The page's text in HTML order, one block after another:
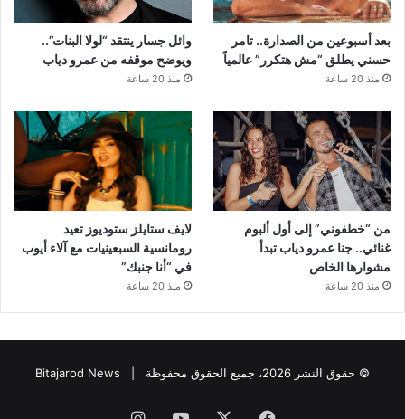
بعد أسبوعين من الصدارة.. تامر
حسني يطلق “مش هتكرر” عالمياً
منذ 20 ساعة
وائل جسار ينتقد “لولا البنات”..
ويوضح موقفه من عمرو دياب
منذ 20 ساعة
من “خطفوني” إلى أول ألبوم
غنائي.. جنا عمرو دياب تبدأ
مشوارها الخاص
منذ 20 ساعة
لايف ستايلز ستوديوز تعيد
رومانسية السبعينيات مع آلاء أيوب
في “أنا جنبك”
منذ 20 ساعة
© حقوق النشر 2026، جميع الحقوق محفوظة | Bitajarod News